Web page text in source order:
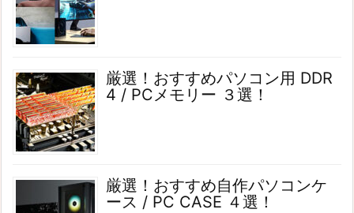
厳選！おすすめパソコン用 DDR
4 / PCメモリー ３選！
厳選！おすすめ自作パソコンケ
ース / PC CASE ４選！